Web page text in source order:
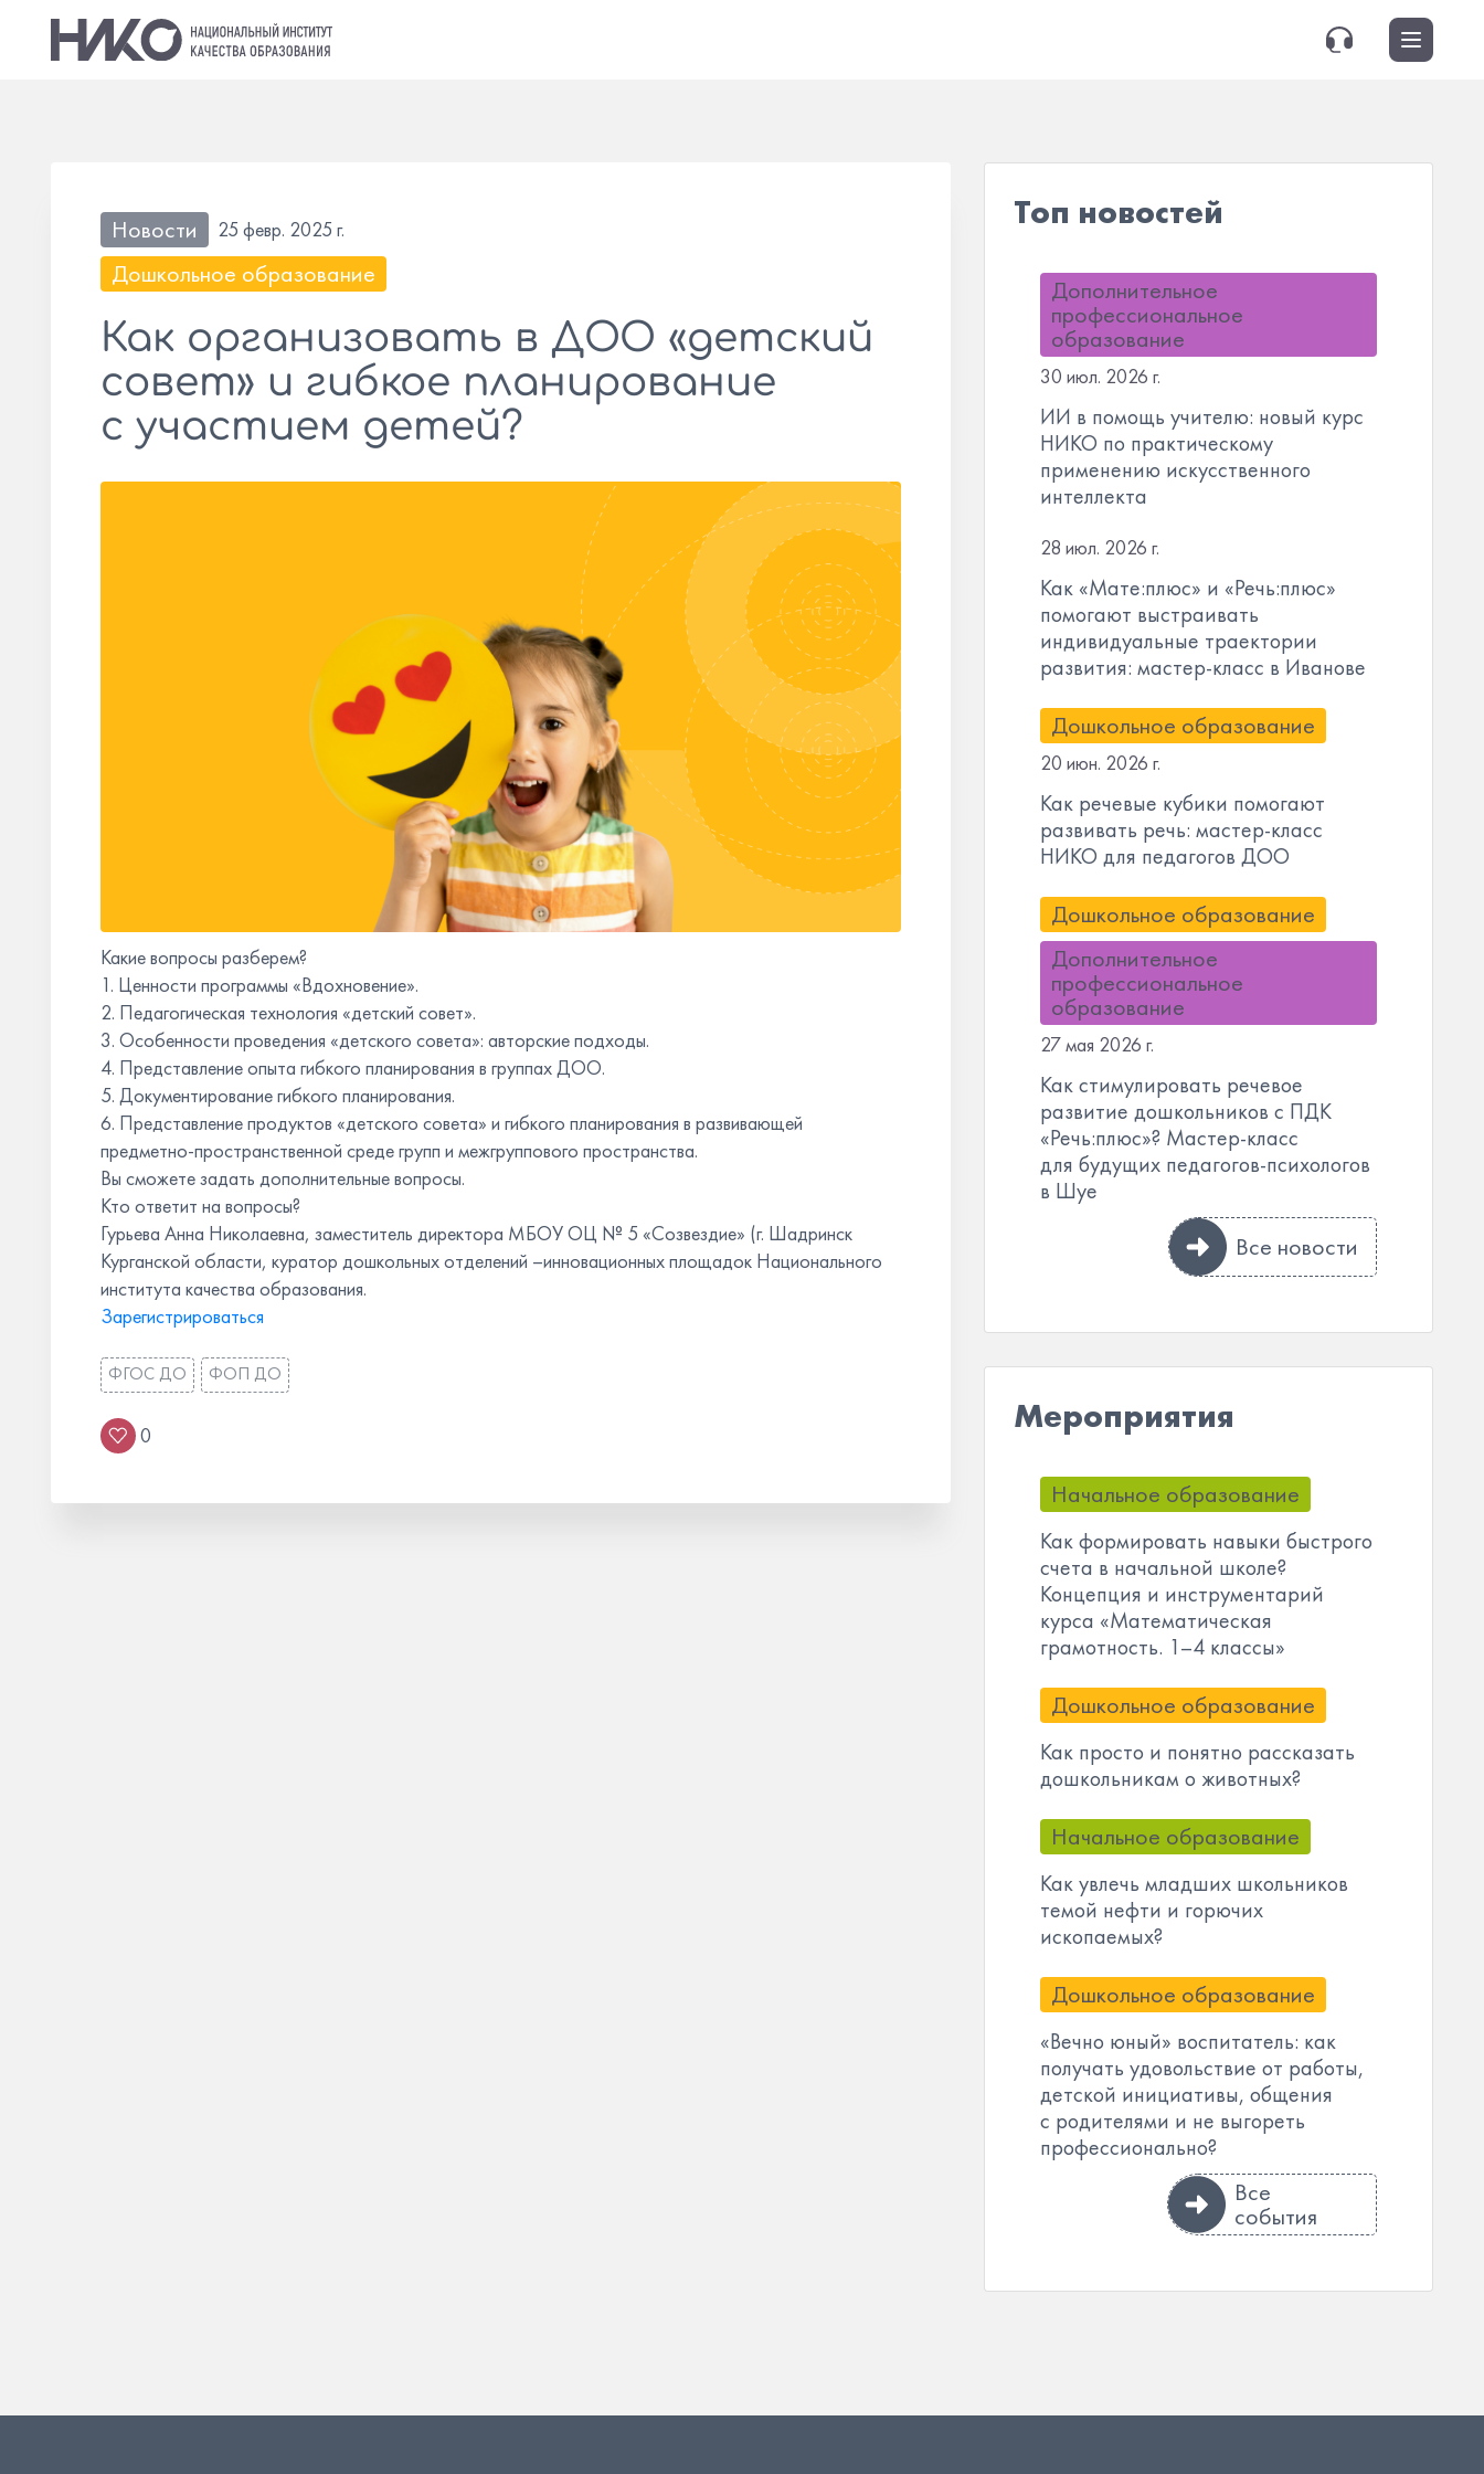
Новости 25 февр. 2025 г.
Дошкольное образование
Как организовать в ДОО «детский
совет» и гибкое планирование
с участием детей?
Какие вопросы разберем?
1. Ценности программы «Вдохновение».
2. Педагогическая технология «детский совет».
3. Особенности проведения «детского совета»: авторские подходы.
4. Представление опыта гибкого планирования в группах ДОО.
5. Документирование гибкого планирования.
6. Представление продуктов «детского совета» и гибкого планирования в развивающей
предметно-пространственной среде групп и межгруппового пространства.
Вы сможете задать дополнительные вопросы.
Кто ответит на вопросы?
Гурьева Анна Николаевна, заместитель директора МБОУ ОЦ № 5 «Созвездие» (г. Шадринск
Курганской области, куратор дошкольных отделений –инновационных площадок Национального
института качества образования.
Зарегистрироваться
ФГОС ДО ФОП ДО
0
Топ новостей
Дополнительное
профессиональное
образование
30 июл. 2026 г.
ИИ в помощь учителю: новый курс
НИКО по практическому
применению искусственного
интеллекта
28 июл. 2026 г.
Как «Мате:плюс» и «Речь:плюс»
помогают выстраивать
индивидуальные траектории
развития: мастер-класс в Иванове
Дошкольное образование
20 июн. 2026 г.
Как речевые кубики помогают
развивать речь: мастер-класс
НИКО для педагогов ДОО
Дошкольное образование
Дополнительное
профессиональное
образование
27 мая 2026 г.
Как стимулировать речевое
развитие дошкольников с ПДК
«Речь:плюс»? Мастер-класс
для будущих педагогов-психологов
в Шуе
Все новости
Мероприятия
Начальное образование
Как формировать навыки быстрого
счета в начальной школе?
Концепция и инструментарий
курса «Математическая
грамотность. 1–4 классы»
Дошкольное образование
Как просто и понятно рассказать
дошкольникам о животных?
Начальное образование
Как увлечь младших школьников
темой нефти и горючих
ископаемых?
Дошкольное образование
«Вечно юный» воспитатель: как
получать удовольствие от работы,
детской инициативы, общения
с родителями и не выгореть
профессионально?
Все
события